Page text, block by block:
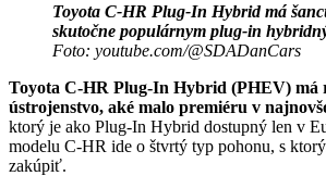
Toyota C-HR Plug-In Hybrid má
skutočne populárnym plug-in
Foto: youtube.com/@SDADanCars
Toyota C-HR Plug-In Hybrid (PHEV) má
ústrojenstvo, aké malo premiéru v
ktorý je ako Plug-In Hybrid dostupný len v
modelu C-HR ide o štvrtý typ pohonu, s
zakúpiť.